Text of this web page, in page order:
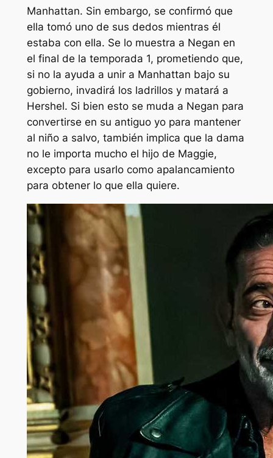
Manhattan. Sin embargo, se confirmó que
ella tomó uno de sus dedos mientras él
estaba con ella. Se lo muestra a Negan en
el final de la temporada 1, prometiendo que,
si no la ayuda a unir a Manhattan bajo su
gobierno, invadirá los ladrillos y matará a
Hershel. Si bien esto se muda a Negan para
convertirse en su antiguo yo para mantener
al niño a salvo, también implica que la dama
no le importa mucho el hijo de Maggie,
excepto para usarlo como apalancamiento
para obtener lo que ella quiere.